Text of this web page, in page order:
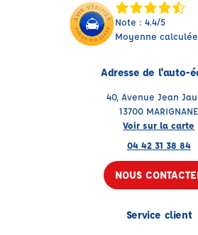
Note : 4.4/5
Moyenne
Adresse de l'auto-
40, Avenue Jean
13700 MARIGNANE
Voir sur la carte
04 42 31 38 84
NOUS
Service client